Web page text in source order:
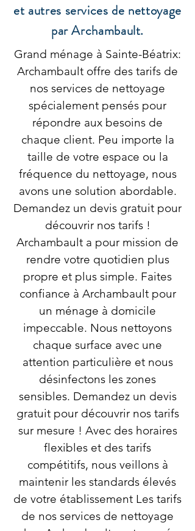
et autres services de nettoyage
par Archambault.
Grand ménage à Sainte-Béatrix:
Archambault offre des tarifs de
nos services de nettoyage
spécialement pensés pour
répondre aux besoins de
chaque client. Peu importe la
taille de votre espace ou la
fréquence du nettoyage, nous
avons une solution abordable.
Demandez un devis gratuit pour
découvrir nos tarifs !
Archambault a pour mission de
rendre votre quotidien plus
propre et plus simple. Faites
confiance à Archambault pour
un ménage à domicile
impeccable. Nous nettoyons
chaque surface avec une
attention particulière et nous
désinfectons les zones
sensibles. Demandez un devis
gratuit pour découvrir nos tarifs
sur mesure ! Avec des horaires
flexibles et des tarifs
compétitifs, nous veillons à
maintenir les standards élevés
de votre établissement Les tarifs
de nos services de nettoyage